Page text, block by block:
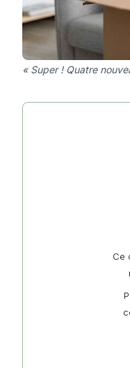
« Super ! Quatre
Ce